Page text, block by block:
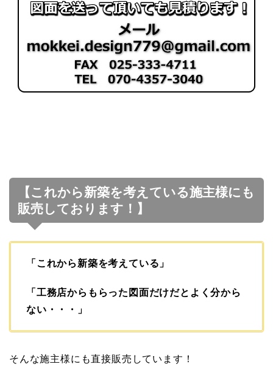
【これから新築を考えている施主様にも
販売しております！】
「これから新築を考えている」
「工務店からもらった図面だけだとよく分から
ない・・・」
そんな施主様にも直接販売しています！